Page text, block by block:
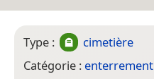
Type :
cimetière
Catégorie : enterrement